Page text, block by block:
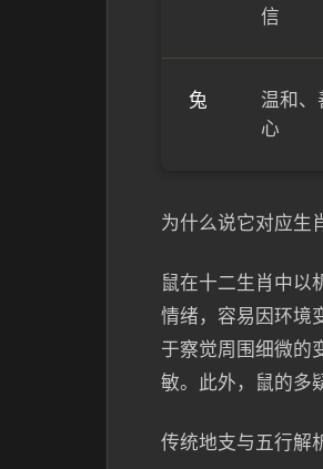
信
兔
温和、
心
为什么说它对应生
鼠在十二生肖中以
情绪，容易因环境
于察觉周围细微的
敏。此外，鼠的多
传统地支与五行解